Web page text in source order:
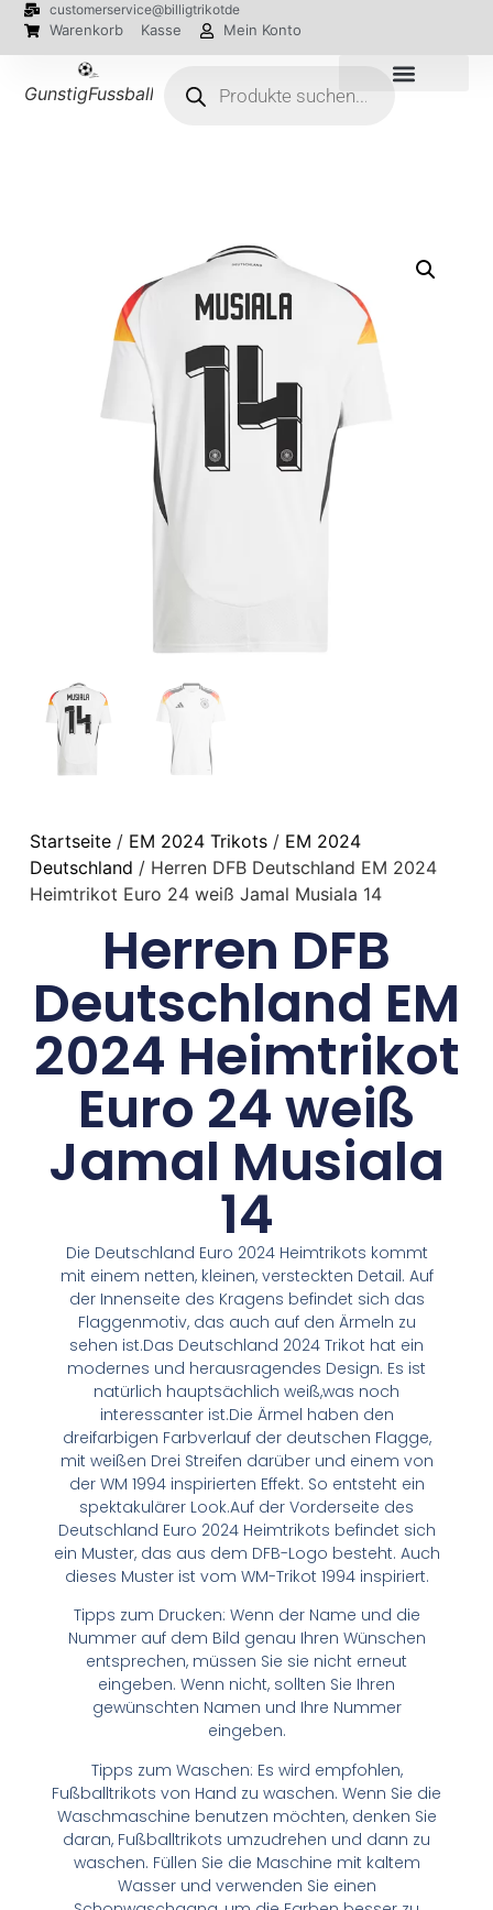
customerservice@billigtrikotde
Warenkorb Kasse Mein Konto
GunstigFussballTrikot
Startseite/ EM 2024 Trikots/ EM 2024
Deutschland / Herren DFB Deutschland EM 2024
Heimtrikot Euro 24 weiß Jamal Musiala 14
Herren DFB
Deutschland EM
2024 Heimtrikot
Euro 24 weiß
Jamal Musiala
14
Die Deutschland Euro 2024 Heimtrikots kommt
mit einem netten, kleinen, versteckten Detail. Auf
der Innenseite des Kragens befindet sich das
Flaggenmotiv, das auch auf den Ärmeln zu
sehen ist.Das Deutschland 2024 Trikot hat ein
modernes und herausragendes Design. Es ist
natürlich hauptsächlich weiß,was noch
interessanter ist.Die Ärmel haben den
dreifarbigen Farbverlauf der deutschen Flagge,
mit weißen Drei Streifen darüber und einem von
der WM 1994 inspirierten Effekt. So entsteht ein
spektakulärer Look.Auf der Vorderseite des
Deutschland Euro 2024 Heimtrikots befindet sich
ein Muster, das aus dem DFB-Logo besteht. Auch
dieses Muster ist vom WM-Trikot 1994 inspiriert.
Tipps zum Drucken: Wenn der Name und die
Nummer auf dem Bild genau Ihren Wünschen
entsprechen, müssen Sie sie nicht erneut
eingeben. Wenn nicht, sollten Sie Ihren
gewünschten Namen und Ihre Nummer
eingeben.
Tipps zum Waschen: Es wird empfohlen,
Fußballtrikots von Hand zu waschen. Wenn Sie die
Waschmaschine benutzen möchten, denken Sie
daran, Fußballtrikots umzudrehen und dann zu
waschen. Füllen Sie die Maschine mit kaltem
Wasser und verwenden Sie einen